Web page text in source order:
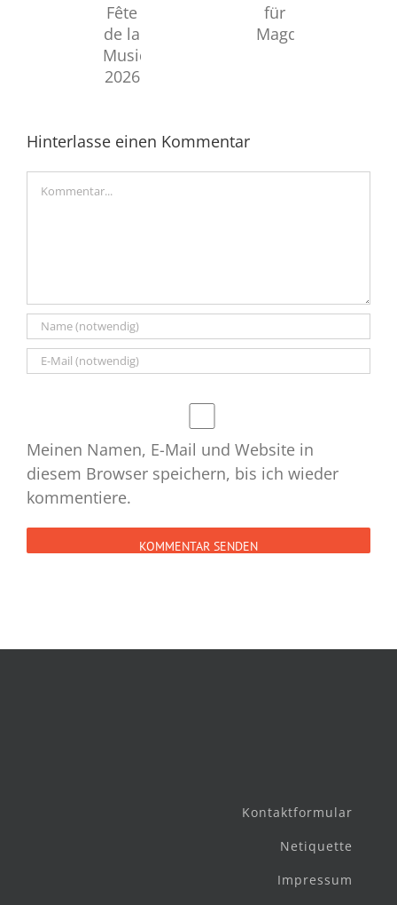
atmet:
Frischer
Sound
Hinterlasse einen Kommentar
Meinen Namen, E-Mail und Website in
diesem Browser speichern, bis ich wieder
kommentiere.
Kontaktformular
Netiquette
Impressum